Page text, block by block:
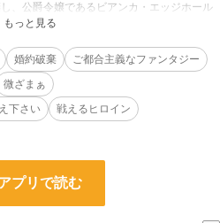
、公爵令嬢であるビアンカ・エッジホール
い婚約者を探していると、婚約者を奪った
クレミナルが私の元へ訪ねてくる。
た顔立ちだけれど、戦好きで女性嫌い、直
貴族の中では有名な人物。そんな彼が私と
と、そう悪い人でもなさそうだし、白い結
、違うところから待ったがかかり…。
あり、設定はゆるゆるで、ご都合主義で
に過剰に反応される方は読む事をお控え下
婚約破棄
ご都合主義なファンタジー
微ざまぁ
下さい
戦えるヒロイン
プリで読む